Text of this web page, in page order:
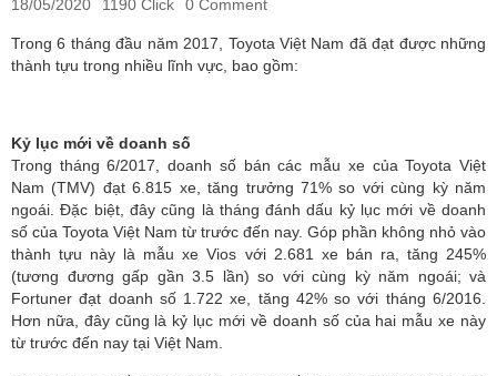
18/05/2020 1190 Click 0 Comment
Trong 6 tháng đầu năm 2017, Toyota Việt Nam đã đạt được những
thành tựu trong nhiều lĩnh vực, bao gồm:
Kỷ lục mới về doanh số
Trong tháng 6/2017, doanh số bán các mẫu xe của Toyota Việt
Nam (TMV) đạt 6.815 xe, tăng trưởng 71% so với cùng kỳ năm
ngoái. Đặc biệt, đây cũng là tháng đánh dấu kỷ lục mới về doanh
số của Toyota Việt Nam từ trước đến nay. Góp phần không nhỏ vào
thành tựu này là mẫu xe Vios với 2.681 xe bán ra, tăng 245%
(tương đương gấp gần 3.5 lần) so với cùng kỳ năm ngoái; và
Fortuner đạt doanh số 1.722 xe, tăng 42% so với tháng 6/2016.
Hơn nữa, đây cũng là kỷ lục mới về doanh số của hai mẫu xe này
từ trước đến nay tại Việt Nam.